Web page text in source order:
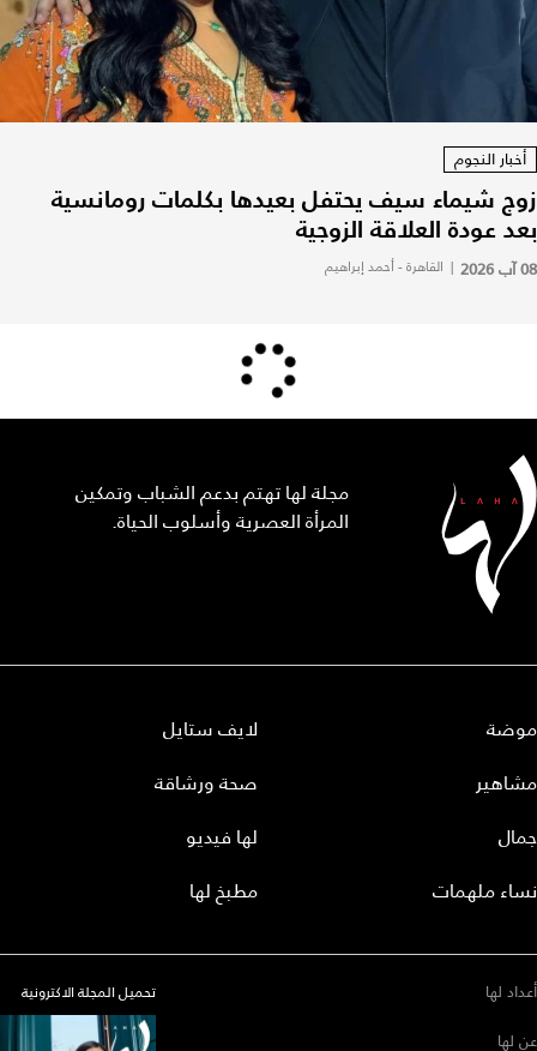
أخبار النجوم
زوج شيماء سيف يحتفل بعيدها بكلمات رومانسية
بعد عودة العلاقة الزوجية
08 آب 2026 | القاهرة - أحمد إبراهيم
مجلة لها تهتم بدعم الشباب وتمكين
المرأة العصرية وأسلوب الحياة.
موضة
مشاهير
جمال
نساء ملهمات
لايف ستايل
صحة ورشاقة
لها فيديو
مطبخ لها
أعداد لها
عن لها
تحميل المجلة الاكترونية